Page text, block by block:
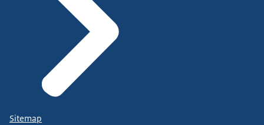
Sitemap